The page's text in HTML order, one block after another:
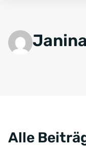
Alle